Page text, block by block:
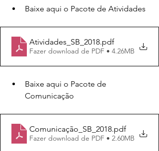
Baixe aqui o Pacote de Atividades
Atividades_SB_2018.pdf
Fazer download de PDF • 4.26MB
Baixe aqui o Pacote de
Comunicação
Comunicação_SB_2018.pdf
Fazer download de PDF • 2.60MB